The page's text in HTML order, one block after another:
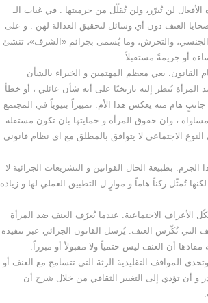
لن تُبرّر، ولن تُقلّل من جرميتها . في غياب الـ
العنف دون أي وسائل لتحقيق العدالة لهن . و على
الجنسي، والتحرش، وما يُسمى بجرائم «الشرف»، تنشئ
أو جريمةً مستقبلاً.
القانون. يعي معظم المهتمين و الخبراء بالشأن
يُنظر إليه تاريخيًا على أنه شأن عائلي ، أو خطأ
هام منه يعكس هذا الأم. تمييزاً بنيوياً في المجتمع
، وان حقوق المرأة و حمايتها بان تكون مستقلة
الاجتماعي لا يتوافق بالمطلق مع اي نظام قانوني
الجرم. بطبيعة الحال القوانين و التشريعات الجزائية لا
تُمثّل ركناً هاماً و موازٍ ل التطبيق العملي لها و زيادة
الأعراف الاجتماعية. عندما يُعرّف العنف ضد المرأة
التي تُكّرس العنف. يُرسل القانون الجزائي عبر تنفيذه
أن العنف ليس حتمياً ولا مقبولاً أو مبرراً.
المواقف التقليدية الرثة التي تتسامح مع العنف أو
و أن تؤدي إلى التغيير الثقافي من خلال شرح أن